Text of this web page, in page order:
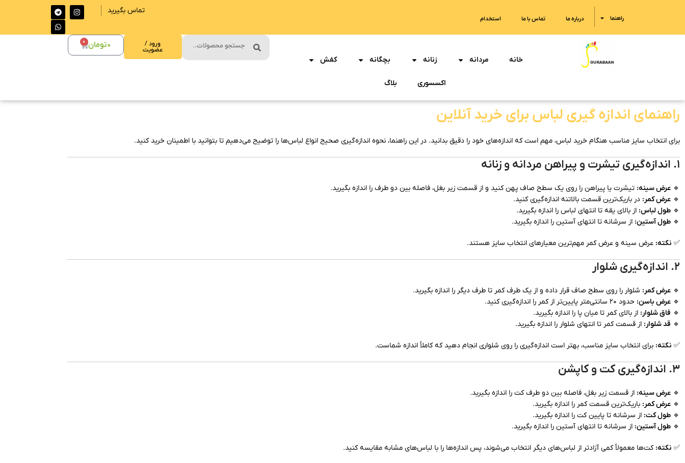
تماس بگیرید
راهنما درباره ما تماس با ما استخدام
خانه مردانه زنانه بچگانه کفش
اکسسوری بلاگ
ورود /
عضویت 0تومان 0
راهنمای اندازه گیری لباس برای خرید آنلاین
برای انتخاب سایز مناسب هنگام خرید لباس، مهم است که اندازه‌های خود را دقیق بدانید. در این راهنما، نحوه اندازه‌گیری صحیح انواع لباس‌ها را توضیح می‌دهیم تا بتوانید با اطمینان خرید کنید.
۱. اندازه‌گیری تیشرت و پیراهن مردانه و زنانه
🔹 عرض سینه: تیشرت یا پیراهن را روی یک سطح صاف پهن کنید و از قسمت زیر بغل، فاصله بین دو طرف را اندازه بگیرید.
🔹 عرض کمر: در باریک‌ترین قسمت بالاتنه اندازه‌گیری کنید.
🔹 طول لباس: از بالای یقه تا انتهای لباس را اندازه بگیرید.
🔹 طول آستین: از سرشانه تا انتهای آستین را اندازه بگیرید.
✅ نکته: عرض سینه و عرض کمر مهم‌ترین معیارهای انتخاب سایز هستند.
۲. اندازه‌گیری شلوار
🔹 عرض کمر: شلوار را روی سطح صاف قرار داده و از یک طرف کمر تا طرف دیگر را اندازه بگیرید.
🔹 عرض باسن: حدود ۲۰ سانتی‌متر پایین‌تر از کمر را اندازه‌گیری کنید.
🔹 فاق شلوار: از بالای کمر تا میان پا را اندازه بگیرید.
🔹 قد شلوار: از قسمت کمر تا انتهای شلوار را اندازه بگیرید.
✅ نکته: برای انتخاب سایز مناسب، بهتر است اندازه‌گیری را روی شلواری انجام دهید که کاملاً اندازه شماست.
۳. اندازه‌گیری کت و کاپشن
🔹 عرض سینه: از قسمت زیر بغل، فاصله بین دو طرف کت را اندازه بگیرید.
🔹 عرض کمر: باریک‌ترین قسمت کمر را اندازه بگیرید.
🔹 طول کت: از سرشانه تا پایین کت را اندازه بگیرید.
🔹 طول آستین: از سرشانه تا انتهای آستین را اندازه بگیرید.
✅ نکته: کت‌ها معمولاً کمی آزادتر از لباس‌های دیگر انتخاب می‌شوند، پس اندازه‌ها را با لباس‌های مشابه مقایسه کنید.